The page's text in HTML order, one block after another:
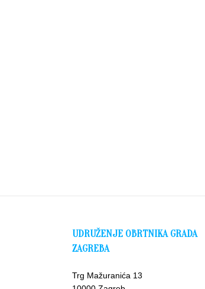
UDRUŽENJE OBRTNIKA GRADA
ZAGREBA
Trg Mažuranića 13